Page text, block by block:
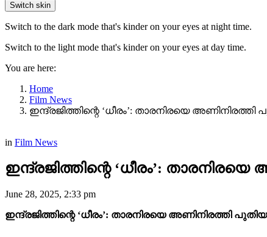
Switch skin
Switch to the dark mode that's kinder on your eyes at night time.
Switch to the light mode that's kinder on your eyes at day time.
You are here:
Home
Film News
ഇന്ദ്രജിത്തിന്റെ ‘ധീരം’: താരനിരയെ
in Film News
ഇന്ദ്രജിത്തിന്റെ ‘ധീരം’:
June 28, 2025, 2:33 pm
ഇന്ദ്രജിത്തിന്റെ ‘ധീരം’: താരനിരയെ അണിനിരത്തി